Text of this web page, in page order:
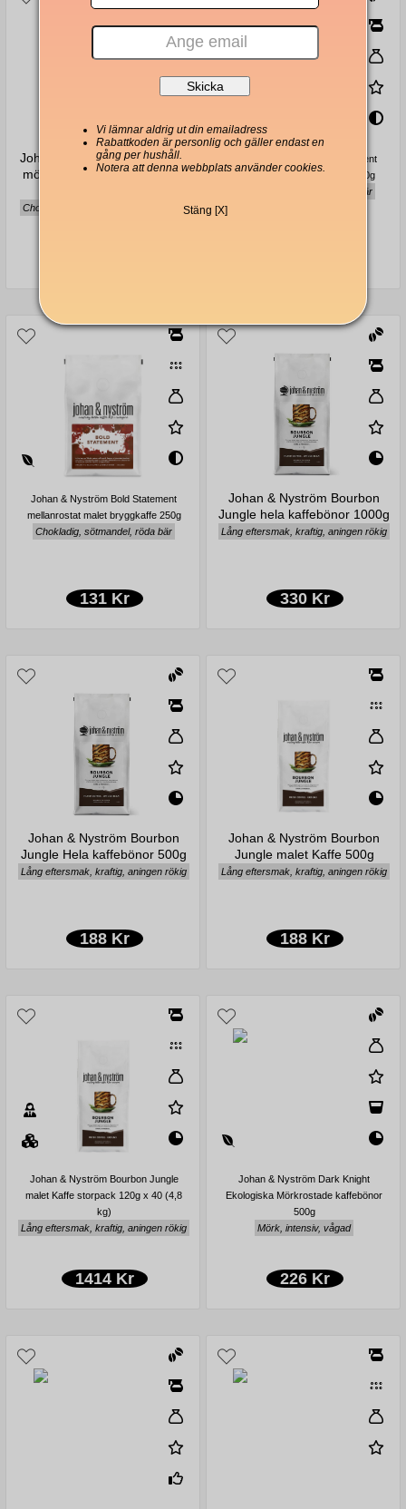
Johan & Nyström Bob-O-Link
mörkrostade espressobönor
Choklad, karamell och söta plommon
Johan & Nyström Bold Statement
mellanrostade kaffebönor 1000g
Chokladig, sötmandel, röda bär
Johan & Nyström Bold Statement
mellanrostat malet bryggkaffe 250g
Chokladig, sötmandel, röda bär
131 Kr
Johan & Nyström Bourbon
Jungle hela kaffebönor 1000g
Lång eftersmak, kraftig, aningen rökig
330 Kr
Johan & Nyström Bourbon
Jungle Hela kaffebönor 500g
Lång eftersmak, kraftig, aningen rökig
188 Kr
Johan & Nyström Bourbon
Jungle malet Kaffe 500g
Lång eftersmak, kraftig, aningen rökig
188 Kr
Johan & Nyström Bourbon Jungle
malet Kaffe storpack 120g x 40 (4,8
kg)
Lång eftersmak, kraftig, aningen rökig
1414 Kr
Johan & Nyström Dark Knight
Ekologiska Mörkrostade kaffebönor
500g
Mörk, intensiv, vågad
226 Kr
Vi lämnar aldrig ut din emailadress
Rabattkoden är personlig och gäller endast en
gång per hushåll.
Notera att denna webbplats använder cookies.
Stäng [X]